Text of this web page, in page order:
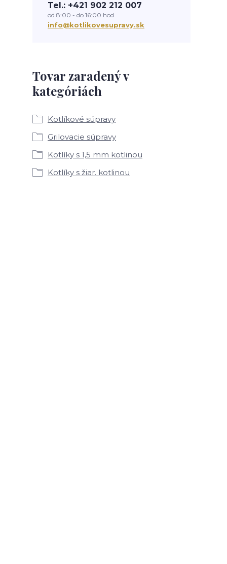
Tovar zaradený v
kategóriách
Kotlíkové súpravy
Grilovacie súpravy
Kotlíky s 1,5 mm kotlinou
Kotlíky s žiar. kotlinou
Tel.: +421 902 212 007
od 8:00 - do 16:00 hod
info@kotlikovesupravy.sk